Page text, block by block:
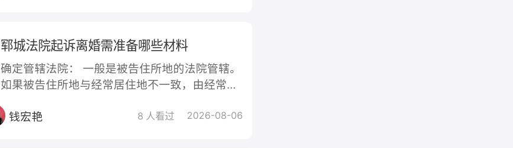
郓城法院起诉离婚需准备哪些材料
确定管辖法院： 一般是被告住所地的法院管辖。
如果被告住所地与经常居住地不一致，由经常居
状，需写明双方基本信息、诉讼请求、事实和理
钱宏艳 8 人看过 2026-08-06